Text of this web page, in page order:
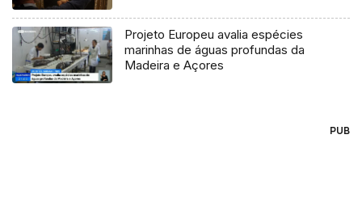
Projeto Europeu avalia espécies
marinhas de águas profundas da
Madeira e Açores
PUB